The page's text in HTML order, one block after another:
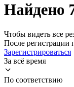
Найдено
Чтобы видеть все
После регистрации
Зарегистрироваться
За всё время
По соответствию